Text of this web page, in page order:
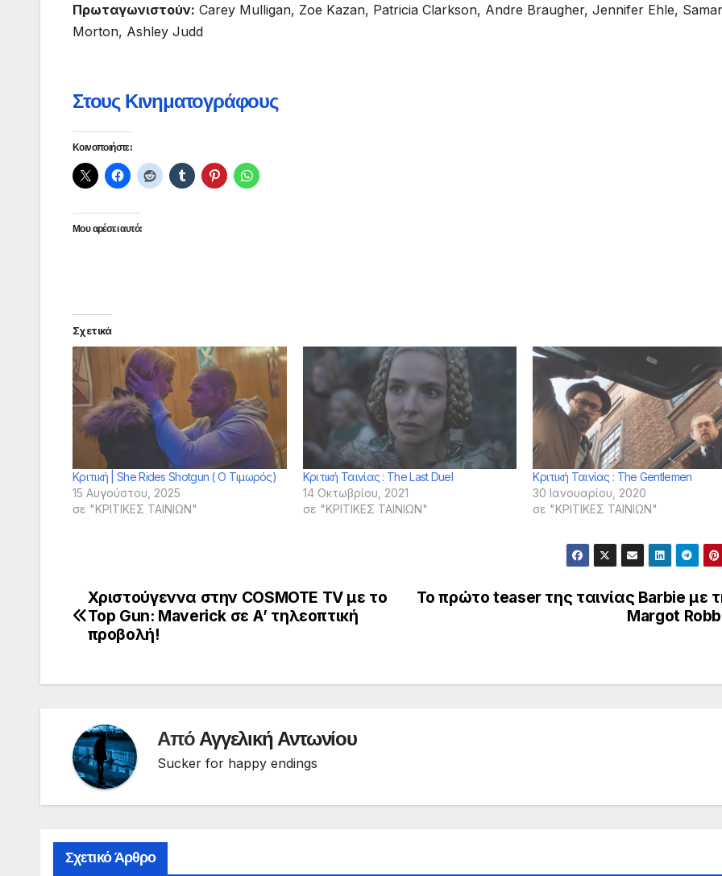
Πρωταγωνιστούν: Carey Mulligan, Zoe Kazan, Patricia Clarkson, Andre Braugher, Jennifer Ehle,
Morton, Ashley Judd
Στους Κινηματογράφους
Κοινοποιήστε:
Μου αρέσει αυτό:
Σχετικά
Κριτική | She Rides Shotgun ( Ο Τιμωρός)
15 Αυγούστου, 2025
σε "ΚΡΙΤΙΚΕΣ ΤΑΙΝΙΩΝ"
Κριτική Ταινίας : The Last Duel
14 Οκτωβρίου, 2021
σε "ΚΡΙΤΙΚΕΣ ΤΑΙΝΙΩΝ"
Κριτική Ταινίας : The Gentlemen
30 Ιανουαρίου, 2020
σε "ΚΡΙΤΙΚΕΣ ΤΑΙΝΙΩΝ"
Πλοήγηση
άρθρων
Το πρώτο teaser της ταινίας Barbie με
Margot
Χριστούγεννα στην COSMOTE TV με το
Top Gun: Maverick σε Α’ τηλεοπτική
προβολή!
Από Αγγελική Αντωνίου
Sucker for happy endings
Σχετικό Άρθρο